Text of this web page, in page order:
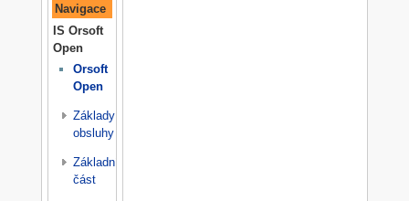
Navigace
IS Orsoft
Open
Orsoft
Open
Základy
obsluhy
Základní
část